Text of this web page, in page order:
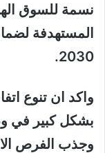
نسمة للسوق
المستهدفة
2030.
واكد ان تنوع
بشكل كبير في
وجذب الفرص